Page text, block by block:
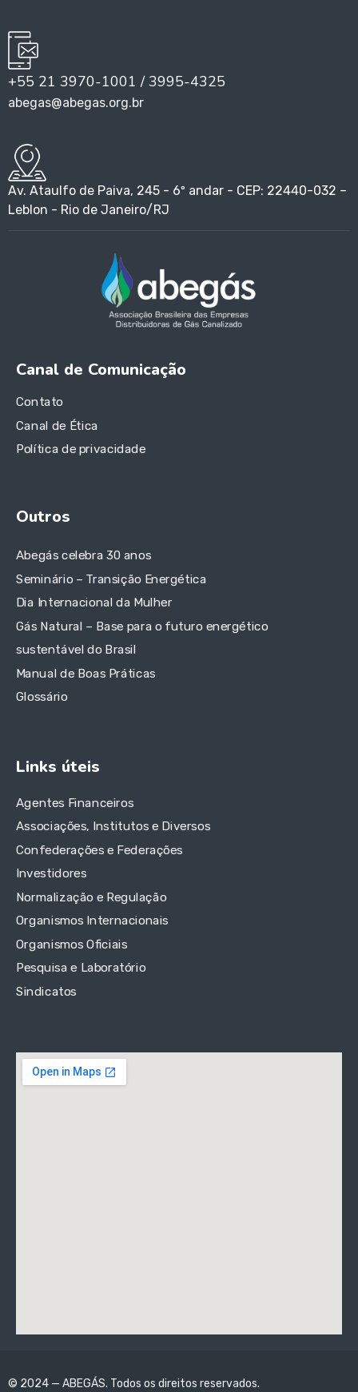
+55 21 3970-1001 / 3995-4325
abegas@abegas.org.br
Av. Ataulfo de Paiva, 245 - 6º andar - CEP: 22440-032 –
Leblon - Rio de Janeiro/RJ
Canal de Comunicação
Contato
Canal de Ética
Política de privacidade
Outros
Abegás celebra 30 anos
Seminário – Transição Energética
Dia Internacional da Mulher
Gás Natural – Base para o futuro energético
sustentável do Brasil
Manual de Boas Práticas
Glossário
Links úteis
Agentes Financeiros
Associações, Institutos e Diversos
Confederações e Federações
Investidores
Normalização e Regulação
Organismos Internacionais
Organismos Oficiais
Pesquisa e Laboratório
Sindicatos
© 2024 — ABEGÁS. Todos os direitos reservados.